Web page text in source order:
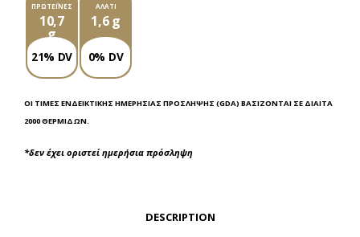
ΠΡΩΤΕΪ́ΝΕΣ
10,7
g
21% DV
ΑΛΆΤΙ
1,6 g
0% DV
ΟΙ ΤΙΜΈΣ ΕΝΔΕΙΚΤΙΚΉΣ ΗΜΕΡΉΣΙΑΣ ΠΡΌΣΛΗΨΗΣ (GDA) ΒΑΣΊΖΟΝΤΑΙ ΣΕ ΔΊΑΙΤΑ
2000 ΘΕΡΜΊΔΩΝ.
*δεν έχει οριστεί ημερήσια πρόσληψη
DESCRIPTION